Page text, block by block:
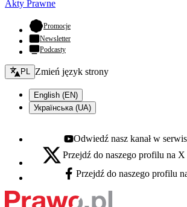
Akty Prawne
Promocje- otwiera się w nowej karcie
Newsletter
Podcasty
Zmień język - bieżący:
PL Zmień język strony
English (EN)
Українська (UA)
Youtube - otwiera się w nowej karcie
Odwiedź nasz kanał w
X - otwiera się w nowej karcie
Przejdź do naszego profilu na
Facebook - otwiera się w nowej karcie
Przejdź do naszego profilu